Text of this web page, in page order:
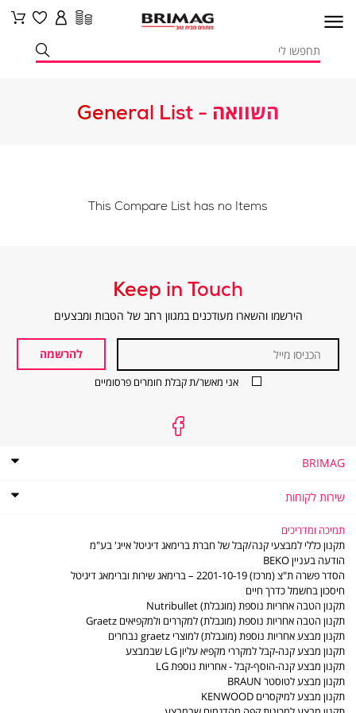
השוואה - General List
This Compare List has no Items
Keep in Touch
הירשמו והשארו מעודכנים במגוון רחב של הטבות ומבצעים
הכניסו
אני מאשר/ת קבלת חומרים פרסומיים
להרשמה
BRIMAG
תקנון מועדון הלקוחות של ברימאג
דוח פומבי לשנת 2021 לפי חוק שכר שווה לעובדת ולעובד
דוח פומבי לשנת 2022 לפי חוק שכר שווה לעובדת ולעובד
תו אמון הציבור
דוח פומבי לשנת 2023 לפי חוק שכר שווה לעובדת ולעובד
דוח פומבי לשנת 2024 לפי חוק שכר שווה לעובדת ולעובד
דוח פומבי לשנת 2025 לפי חוק שכר שווה לעובדת ולעובד
הסדר פשרה ב- ת"צ (מרכז) 2201-10-19
מדיניות פינוי פסולת ציוד חשמלי ואלקטרוני
שירות לקוחות
שירות לקוחות
מדיניות החזרות והחלפות
משלוחים
סניפים - נקודות שירות
LG משווקים מורשים
משווקים מורשים - מוצרים קטנים
תעודות אחריות
חוברות הפעלה
ביטול עסקה
צור קשר
תמיכה ומדריכים
תקנון כללי למבצעי קנה/קבל של חברת ברימאג דיגיטל אייג' בע"מ
הודעה בעניין BEKO
הסדר פשרה ת"צ (מרכז) 2201-10-19 – ברימאג שירות וברימאג דיגיטל
חיסכון בחשמל כדרך חיים
תקנון הטבה אחריות נוספת (מוגבלת) Nutribullet
תקנון הטבה אחריות נוספת (מוגבלת) למקררים ולמקפיאים Graetz
תקנון מבצע אחריות נוספת (מוגבלת) למוצרי graetz נבחרים
תקנון מבצע קנה-קבל למקררי מקפיא עליון LG שבמבצע
תקנון מבצע קנה-הוסף-קבל - אחריות נוספת LG
תקנון מבצע לטוסטר BRAUN
תקנון מבצע למיקסרים KENWOOD